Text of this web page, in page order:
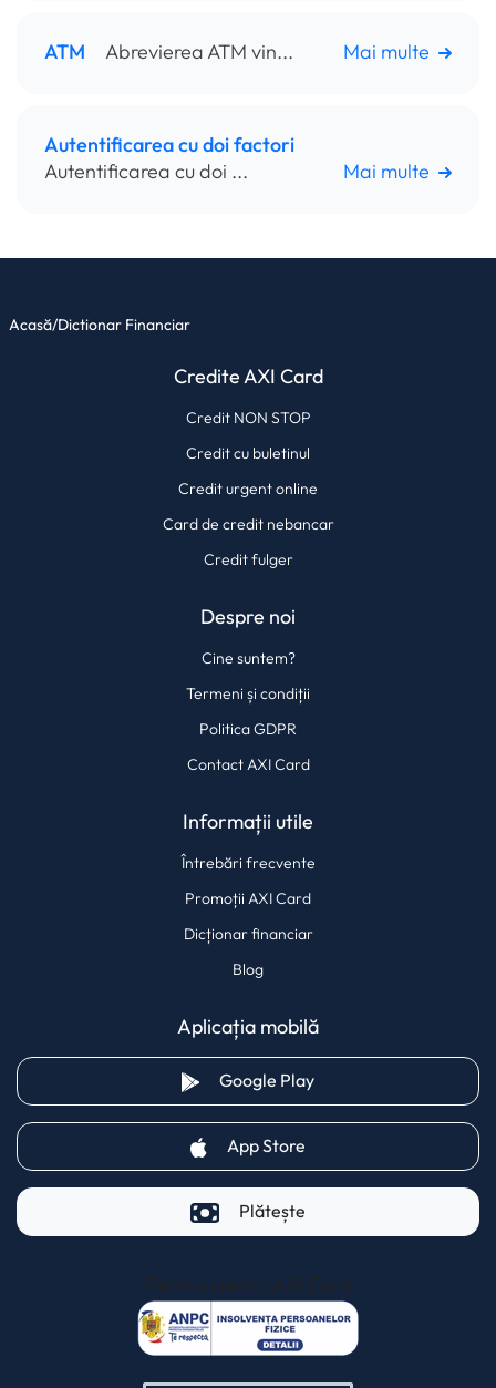
ATM Abrevierea ATM vin... Mai multe
Autentificarea cu doi factori
Autentificarea cu doi ... Mai multe
Acasă/Dictionar Financiar
Credite AXI Card
Credit NON STOP
Credit cu buletinul
Credit urgent online
Card de credit nebancar
Credit fulger
Despre noi
Cine suntem?
Termeni și condiții
Politica GDPR
Contact AXI Card
Informații utile
Întrebări frecvente
Promoții AXI Card
Dicționar financiar
Blog
Aplicația mobilă
Google Play(opens in a new tab)
App Store
Plătește
Pentru clienții AXI Card
(opens in a new